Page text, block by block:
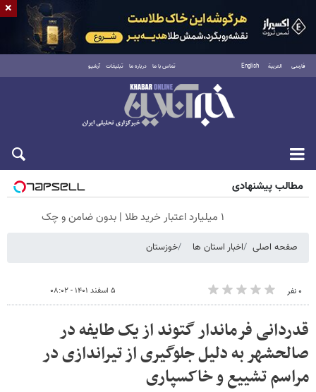
فارسی العربية English تماس با ما درباره ما تبلیغات آرشیو
پنجشنبه ۱۵ مرداد ۱۴۰۵
مطالب پیشنهادی
۱ میلیارد اعتبار خرید طلا | بدون ضامن و چک
صفحه اصلی اخبار استان ها خوزستان
۰ نفر ۵ اسفند ۱۴۰۱ - ۰۸:۰۲
قدردانی فرماندار گتوند از یک طایفه در
صالحشهر به دلیل جلوگیری از تیراندازی در
مراسم تشییع و خاکسپاری
×